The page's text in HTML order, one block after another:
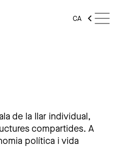
CA
de la llar individual,
compartides. A
política i vida